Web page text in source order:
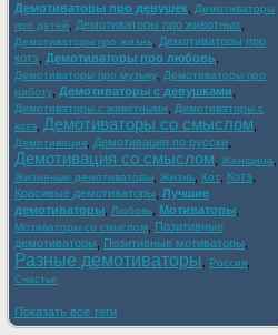
Демотиваторы про девушек
Демотиваторы
про детей
Демотиваторы про животных
Демотиваторы про жизнь
Демотиваторы про
котэ
Демотиваторы про любовь
Демотиваторы про музыку
Демотиваторы про
работу
Демотиваторы с девушками
Демотиваторы с животными
Демотиваторы с
котэ
Демотиваторы со смыслом
Демотивация Демотивация по русски
Демотивация со смыслом Женщина
Жизненые демотиваторы Жизнь Кот Котэ
Красивые демотиваторы Лучшие
демотиваторы
Любовь Мотиваторы
Мотиваторы со смыслом
Позитивные
демотиваторы
Позитивные мотиваторы
Разные демотиваторы Россия
Счастье
Показать все теги